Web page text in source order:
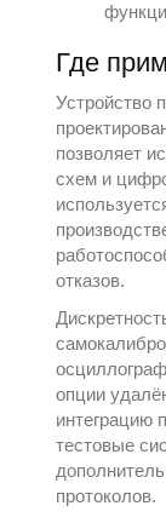
Где
Устройство
позволяет
схем и
отказов.
опции
интеграцию
тестовые
протоколов.